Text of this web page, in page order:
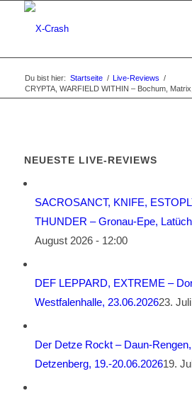
Du bist hier: Startseite / Live-Reviews /
CRYPTA, WARFIELD WITHIN – Bochum,
NEUESTE LIVE-REVIEWS
SACROSANCT, KNIFE,
THUNDER – Gronau-Epe,
August 2026 - 12:00
DEF LEPPARD, EXTREME –
Westfalenhalle, 23.06.202623.
Der Detze Rockt – Daun-
Detzenberg, 19.-20.06.202619.